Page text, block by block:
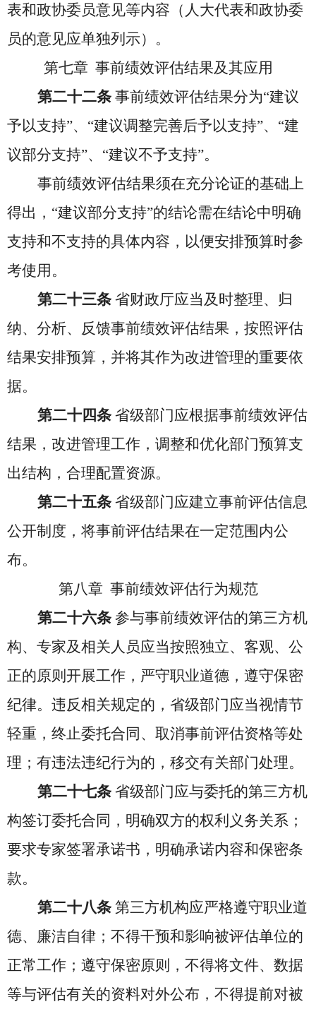
表和政协委员意见等内容（人大代表和政协委
员的意见应单独列示）。
第七章 事前绩效评估结果及其应用
第二十二条 事前绩效评估结果分为“建议
予以支持”、“建议调整完善后予以支持”、“建
议部分支持”、“建议不予支持”。
事前绩效评估结果须在充分论证的基础上
得出，“建议部分支持”的结论需在结论中明确
支持和不支持的具体内容，以便安排预算时参
考使用。
第二十三条 省财政厅应当及时整理、归
纳、分析、反馈事前绩效评估结果，按照评估
结果安排预算，并将其作为改进管理的重要依
据。
第二十四条 省级部门应根据事前绩效评估
结果，改进管理工作，调整和优化部门预算支
出结构，合理配置资源。
第二十五条 省级部门应建立事前评估信息
公开制度，将事前评估结果在一定范围内公
布。
第八章 事前绩效评估行为规范
第二十六条 参与事前绩效评估的第三方机
构、专家及相关人员应当按照独立、客观、公
正的原则开展工作，严守职业道德，遵守保密
纪律。违反相关规定的，省级部门应当视情节
轻重，终止委托合同、取消事前评估资格等处
理；有违法违纪行为的，移交有关部门处理。
第二十七条 省级部门应与委托的第三方机
构签订委托合同，明确双方的权利义务关系；
要求专家签署承诺书，明确承诺内容和保密条
款。
第二十八条 第三方机构应严格遵守职业道
德、廉洁自律；不得干预和影响被评估单位的
正常工作；遵守保密原则，不得将文件、数据
等与评估有关的资料对外公布，不得提前对被